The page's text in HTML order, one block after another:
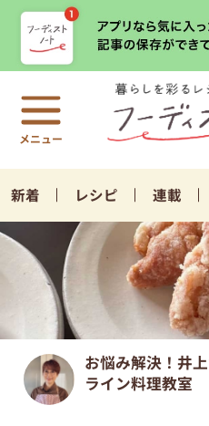
新着 レシピ 連載
お悩み解決！井
ライン料理教室